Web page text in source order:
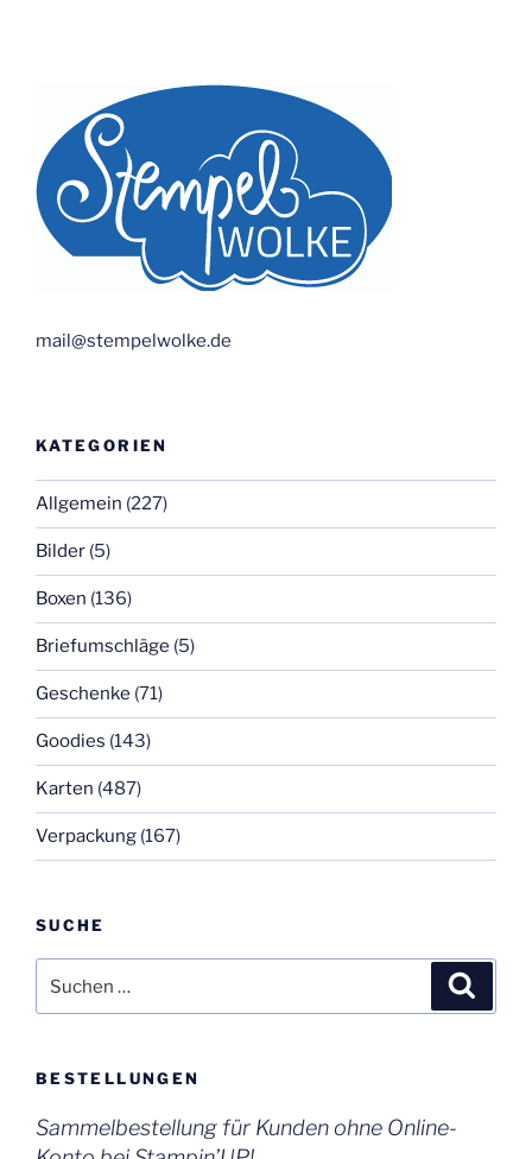
mail@stempelwolke.de
KATEGORIEN
Allgemein (227)
Bilder (5)
Boxen (136)
Briefumschläge (5)
Geschenke (71)
Goodies (143)
Karten (487)
Verpackung (167)
SUCHE
nach:
BESTELLUNGEN
Sammelbestellung für Kunden ohne Online-